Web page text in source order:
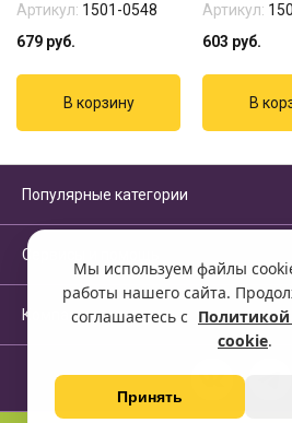
Мы используем файлы
работы нашего сайта.
соглашаетесь с
cookie.
Принять
Артикул: 1501-0548
679 руб.
Артикул:
603 руб.
Популярные категории
Сервисы и помощь
Компания